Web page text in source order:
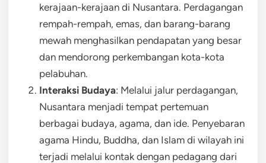
kerajaan-kerajaan di Nusantara. Perdagangan
rempah-rempah, emas, dan barang-barang
mewah menghasilkan pendapatan yang besar
dan mendorong perkembangan kota-kota
pelabuhan.
Interaksi Budaya: Melalui jalur perdagangan,
Nusantara menjadi tempat pertemuan
berbagai budaya, agama, dan ide. Penyebaran
agama Hindu, Buddha, dan Islam di wilayah ini
terjadi melalui kontak dengan pedagang dari